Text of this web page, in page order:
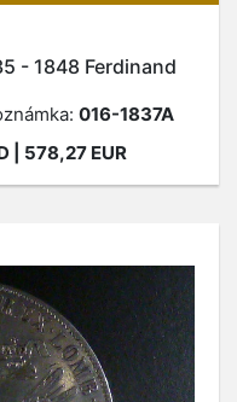
- 1848 Ferdinand
016-1837A
| 578,27 EUR